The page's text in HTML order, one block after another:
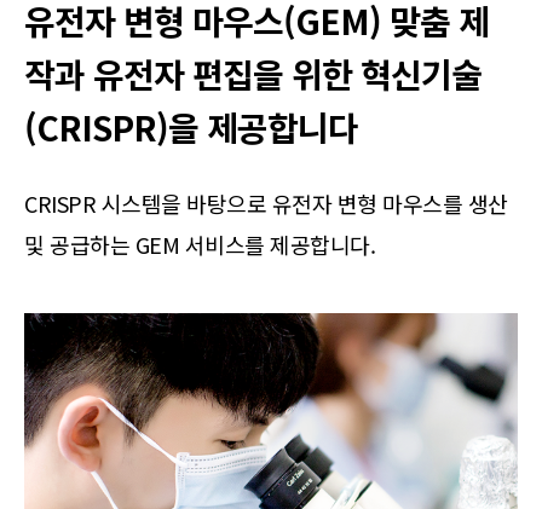
유전자 변형 마우스(GEM) 맞춤 제
작과 유전자 편집을 위한 혁신기술
(CRISPR)을 제공합니다
CRISPR 시스템을 바탕으로 유전자 변형 마우스를 생산
및 공급하는 GEM 서비스를 제공합니다.